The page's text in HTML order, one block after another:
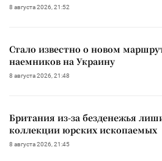
8 августа 2026, 21:52
Стало известно о новом
наемников на Украину
8 августа 2026, 21:48
Британия из-за безденежья
коллекции юрских ископаемых
8 августа 2026, 21:45